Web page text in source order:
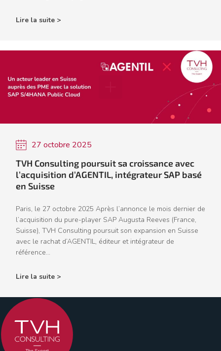
Lire la suite >
27 octobre 2025
TVH Consulting poursuit sa croissance avec
l’acquisition d’AGENTIL, intégrateur SAP basé
en Suisse
Paris, le 27 octobre 2025 Après l’annonce le mois dernier de
l’acquisition du pure-player SAP Augusta Reeves (France,
Suisse), TVH Consulting poursuit son expansion en Suisse
avec le rachat d’AGENTIL, éditeur et intégrateur de
référence...
Lire la suite >